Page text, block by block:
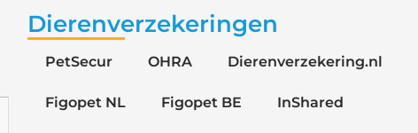
Dierenverzekeringen
PetSecur OHRA Dierenverzekering.nl
Figopet NL Figopet BE InShared